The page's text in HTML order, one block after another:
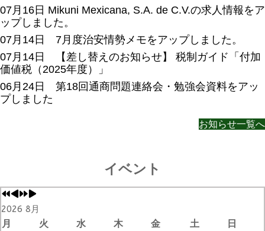
07月16日 Mikuni Mexicana, S.A. de C.V.の求人情報をア
ップしました。
07月14日 7月度治安情勢メモをアップしました。
07月14日 【差し替えのお知らせ】 税制ガイド「付加
価値税（2025年度）」
06月24日 第18回通商問題連絡会・勉強会資料をアッ
プしました
お知らせ一覧へ
イベント
2026 8月
月 火 水 木 金 土 日